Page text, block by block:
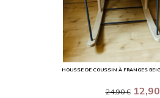
HOUSSE DE COUSSIN À FRANGES
24,90€ 12,90